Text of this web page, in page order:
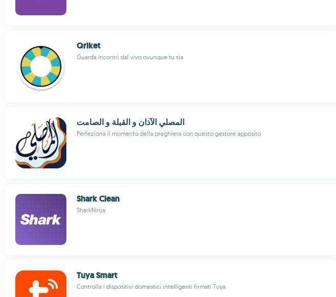
Qriket
Guarda incontri dal vivo ovunque tu sia
المصلي الآذان و القبلة و الصامت
Perfeziona il momento della preghiera con questo gestore apposito
Shark Clean
SharkNinja
Tuya Smart
Controlla i dispositivi domestici intelligenti firmati Tuya